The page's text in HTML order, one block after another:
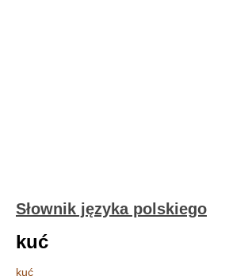
Słownik języka polskiego
kuć
kuć